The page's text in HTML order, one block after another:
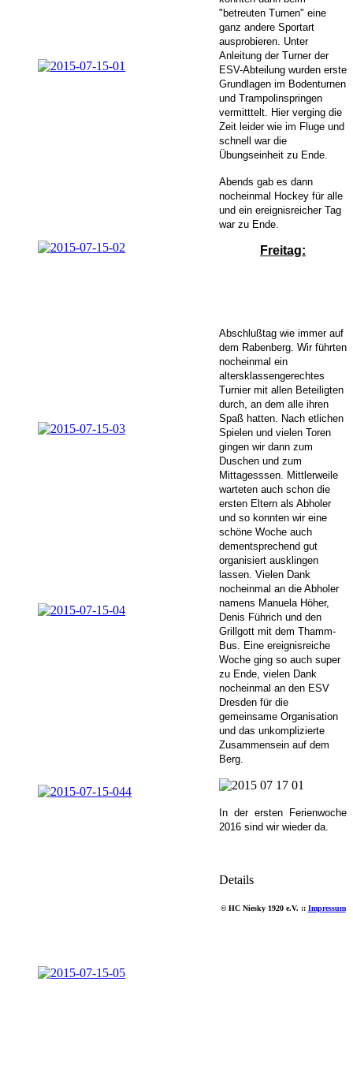
"betreuten Turnen" eine
ganz andere Sportart
ausprobieren. Unter
Anleitung der Turner der
ESV-Abteilung wurden erste
Grundlagen im Bodenturnen
und Trampolinspringen
vermitttelt. Hier verging die
Zeit leider wie im Fluge und
schnell war die
Übungseinheit zu Ende.
Abends gab es dann
nocheinmal Hockey für alle
und ein ereignisreicher Tag
war zu Ende.
Freitag:
Abschlußtag wie immer auf
dem Rabenberg. Wir führten
nocheinmal ein
altersklassengerechtes
Turnier mit allen Beteiligten
durch, an dem alle ihren
Spaß hatten. Nach etlichen
Spielen und vielen Toren
gingen wir dann zum
Duschen und zum
Mittagesssen. Mittlerweile
warteten auch schon die
ersten Eltern als Abholer
und so konnten wir eine
schöne Woche auch
dementsprechend gut
organisiert ausklingen
lassen. Vielen Dank
nocheinmal an die Abholer
namens Manuela Höher,
Denis Führich und den
Grillgott mit dem Thamm-
Bus. Eine ereignisreiche
Woche ging so auch super
zu Ende, vielen Dank
nocheinmal an den ESV
Dresden für die
gemeinsame Organisation
und das unkomplizierte
Zusammensein auf dem
Berg.
In der ersten Ferienwoche
2016 sind wir wieder da.
Details
© HC Niesky 1920 e.V. :: Impressum